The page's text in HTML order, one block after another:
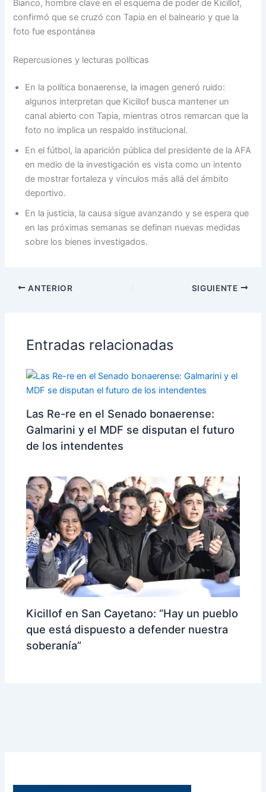
Bianco, hombre clave en el esquema de poder de Kicillof,
confirmó que se cruzó con Tapia en el balneario y que la
foto fue espontánea
Repercusiones y lecturas políticas
En la política bonaerense, la imagen generó ruido:
algunos interpretan que Kicillof busca mantener un
canal abierto con Tapia, mientras otros remarcan que la
foto no implica un respaldo institucional.
En el fútbol, la aparición pública del presidente de la AFA
en medio de la investigación es vista como un intento
de mostrar fortaleza y vínculos más allá del ámbito
deportivo.
En la justicia, la causa sigue avanzando y se espera que
en las próximas semanas se definan nuevas medidas
sobre los bienes investigados.
ANTERIOR SIGUIENTE
Entradas relacionadas
Las Re-re en el Senado bonaerense:
Galmarini y el MDF se disputan el futuro
de los intendentes
Kicillof en San Cayetano: “Hay un pueblo
que está dispuesto a defender nuestra
soberanía”